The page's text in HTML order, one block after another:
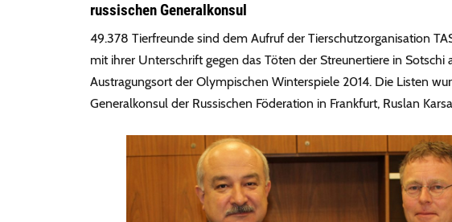
russischen Generalkonsul
49.378 Tierfreunde sind dem Aufruf der Tierschutzorganisation
mit ihrer Unterschrift gegen das Töten der Streunertiere in Sotschi
Austragungsort der Olympischen Winterspiele 2014. Die Listen
Generalkonsul der Russischen Föderation in Frankfurt, Ruslan